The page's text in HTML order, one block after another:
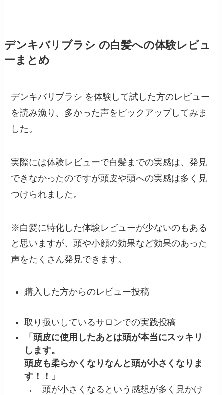
デンキバリブラシ の白髪への体験レビュ
ーまとめ
デンキバリブラシ を体験して試した方のレビュー
を読み漁り、多かった声をピックアップしてみま
した。
実際には体験レビューで白髪までの実感は、発見
できなかったのですが頭皮や頭への実感は多く見
つけられました。
※白髪に特化した体験レビューが少ないのもある
と思いますが、頭や小顔の効果など効果のあった
声をたくさん発見できます。
購入した方からのレビュー投稿
取り扱いしているサロンでの実践投稿
「頭皮に使用したあとは頭が本当にスッキリ
します。
頭皮も柔らかくなりなんと頭が小さくなりま
す！！」
→ 頭が小さくなるという感想が多く見かけ